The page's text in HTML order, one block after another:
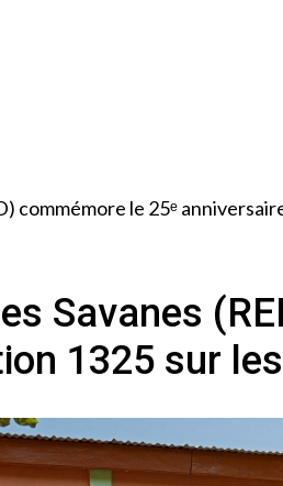
commémore le 25ᵉ
Savanes
1325 sur